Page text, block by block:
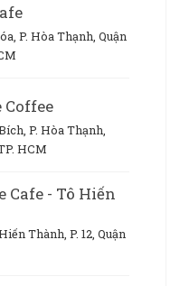
P. Hòa Thạnh, Quận
Coffee
P. Hòa Thạnh,
HCM
Cafe - Tô Hiến
Thành, P. 12, Quận